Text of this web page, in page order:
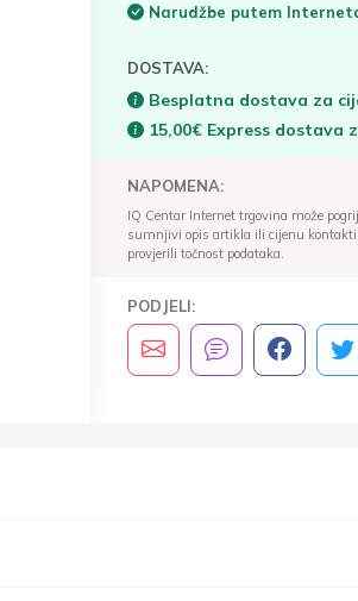
Narudžbe putem
DOSTAVA:
Besplatna dostava za
15,00€ Express dostava
NAPOMENA:
IQ Centar Internet trgovina može
sumnjivi opis artikla ili cijenu
provjerili točnost podataka.
PODJELI: